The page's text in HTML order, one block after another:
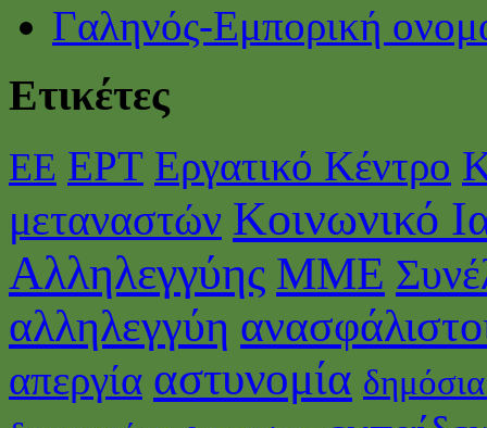
Γαληνός-Εμπορική
Ετικέτες
ΕΕ ΕΡΤ Εργατικό Κέντρο
μεταναστών Κοινωνικό
Αλληλεγγύης ΜΜΕ
αλληλεγγύη
απεργία αστυνομία